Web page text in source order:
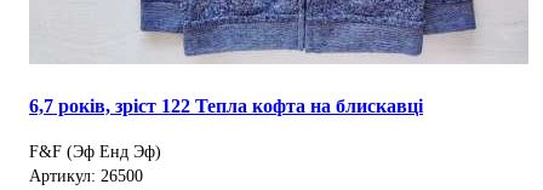
6,7 років, зріст 122 Тепла кофта на блискавці
F&F (Эф Енд Эф)
Артикул: 26500